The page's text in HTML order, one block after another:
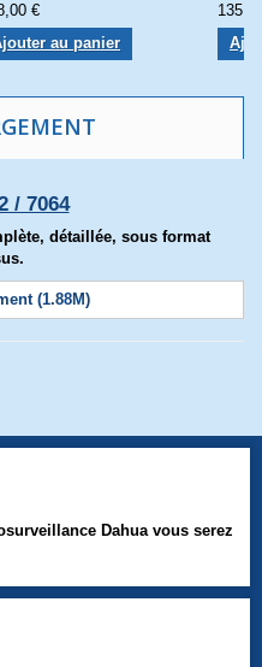
€
au panier
/ 7064
détaillée, sous format
(1.88M)
Dahua vous serez